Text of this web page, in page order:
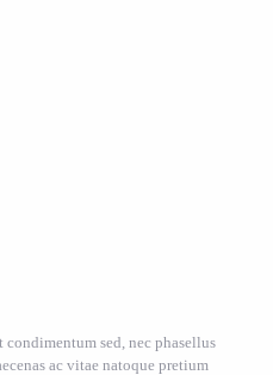
sed, nec phasellus
ac vitae natoque pretium